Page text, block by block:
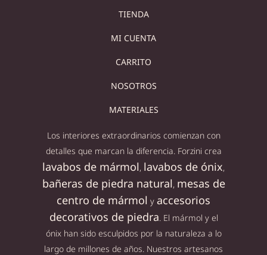
TIENDA
MI CUENTA
CARRITO
NOSOTROS
MATERIALES
Los interiores extraordinarios comienzan con
detalles que marcan la diferencia. Forzini crea
lavabos de mármol, lavabos de ónix,
bañeras de piedra natural, mesas de
centro de mármol y accesorios
decorativos de piedra . El mármol y el
ónix han sido esculpidos por la naturaleza a lo
largo de millones de años. Nuestros artesanos